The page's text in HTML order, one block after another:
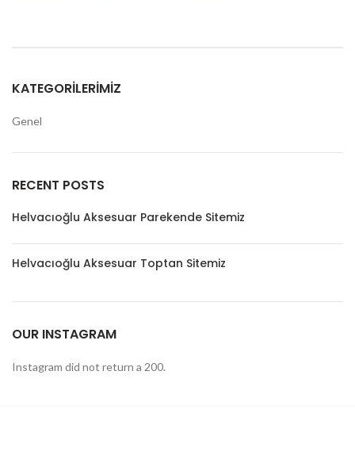
KATEGORILERIMIZ
Genel
RECENT POSTS
Helvacıoğlu Aksesuar Parekende Sitemiz
Helvacıoğlu Aksesuar Toptan Sitemiz
OUR INSTAGRAM
Instagram did not return a 200.